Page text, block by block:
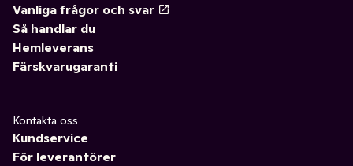
Vanliga frågor och svar
Så handlar du
Hemleverans
Färskvarugaranti
Kontakta oss
Kundservice
För leverantörer